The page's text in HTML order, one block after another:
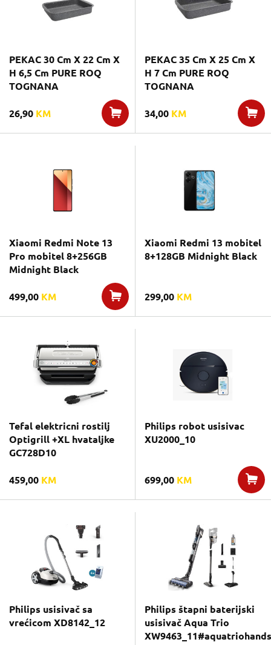
PEKAC 30 Cm X 22 Cm X
H 6,5 Cm PURE ROQ
TOGNANA
26,90 KM
PEKAC 35 Cm X 25 Cm X
H 7 Cm PURE ROQ
TOGNANA
34,00 KM
Xiaomi Redmi Note 13
Pro mobitel 8+256GB
Midnight Black
499,00 KM
Xiaomi Redmi 13 mobitel
8+128GB Midnight Black
299,00 KM
Tefal elektricni rostilj
Optigrill +XL hvataljke
GC728D10
459,00 KM
Philips robot usisivac
XU2000_10
699,00 KM
Philips usisivač sa
vrećicom XD8142_12
Philips štapni baterijski
usisivač Aqua Trio